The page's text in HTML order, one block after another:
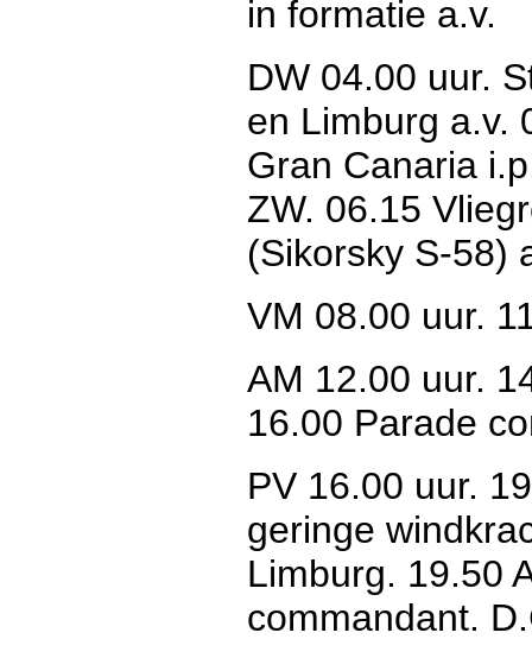
in formatie a.v.
DW 04.00 uur.
en Limburg a.v.
Gran Canaria
ZW. 06.15
(Sikorsky S-58)
VM 08.00 uur.
AM 12.00 uur.
16.00 Parade
PV 16.00 uur.
geringe
Limburg. 19.50
commandant.